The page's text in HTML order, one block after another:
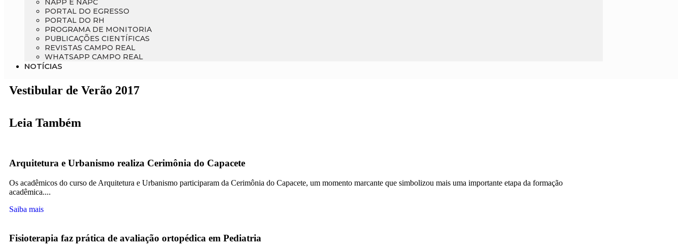
NAPP E NAPC
PORTAL DO EGRESSO
PORTAL DO RH
PROGRAMA DE MONITORIA
PUBLICAÇÕES CIENTÍFICAS
REVISTAS CAMPO REAL
WHATSAPP CAMPO REAL
NOTÍCIAS
Vestibular de Verão 2017
Leia Também
Arquitetura e Urbanismo realiza Cerimônia do Capacete
Os acadêmicos do curso de Arquitetura e Urbanismo participaram da Cerimônia do Capacete, um momento marcante que simbolizou mais uma importante etapa da formação
acadêmica....
Saiba mais
Fisioterapia faz prática de avaliação ortopédica em Pediatria